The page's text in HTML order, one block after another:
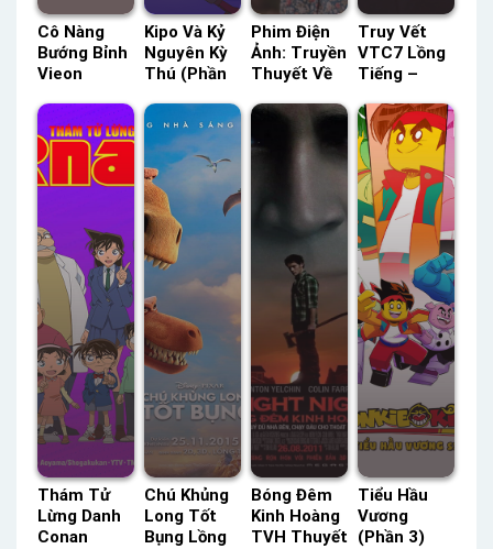
Cô Nàng
Bướng Bỉnh
Vieon
Minh –
Status: 17 /
17 Thuyết
Minh
Kipo Và Kỷ
Nguyên Kỳ
Thú (Phần
Lồng Tiếng
– Status:
10 / 10
Lồng Tiếng
Phim Điện
Ảnh: Truyền
Thuyết Về
Tiếng Việt –
Status: HD
Tiếng Việt
Truy Vết
VTC7 Lồng
Tiếng –
Lồng Tiếng
Thám Tử
Lừng Danh
Conan
Chú Khủng
Long Tốt
Bụng Lồng
Bóng Đêm
Kinh Hoàng
TVH Thuyết
Tiểu Hầu
Vương
(Phần 3)